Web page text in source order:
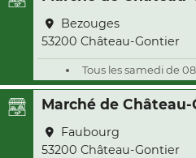
Bezouges
53200 Château-Gontier
Tous les samedi de
Marché de
Faubourg
53200 Château-Gontier